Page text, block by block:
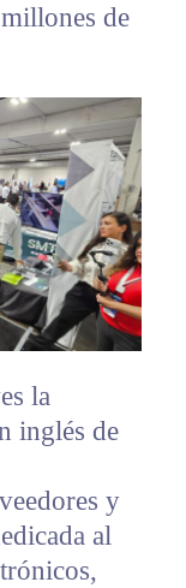
de
la
inglés de
y
al